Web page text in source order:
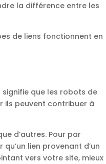
la différence entre les
de liens fonctionnent en
signifie que les robots de
ils peuvent contribuer à
d’autres. Pour par
lien provenant d’un
vers votre site, mieux